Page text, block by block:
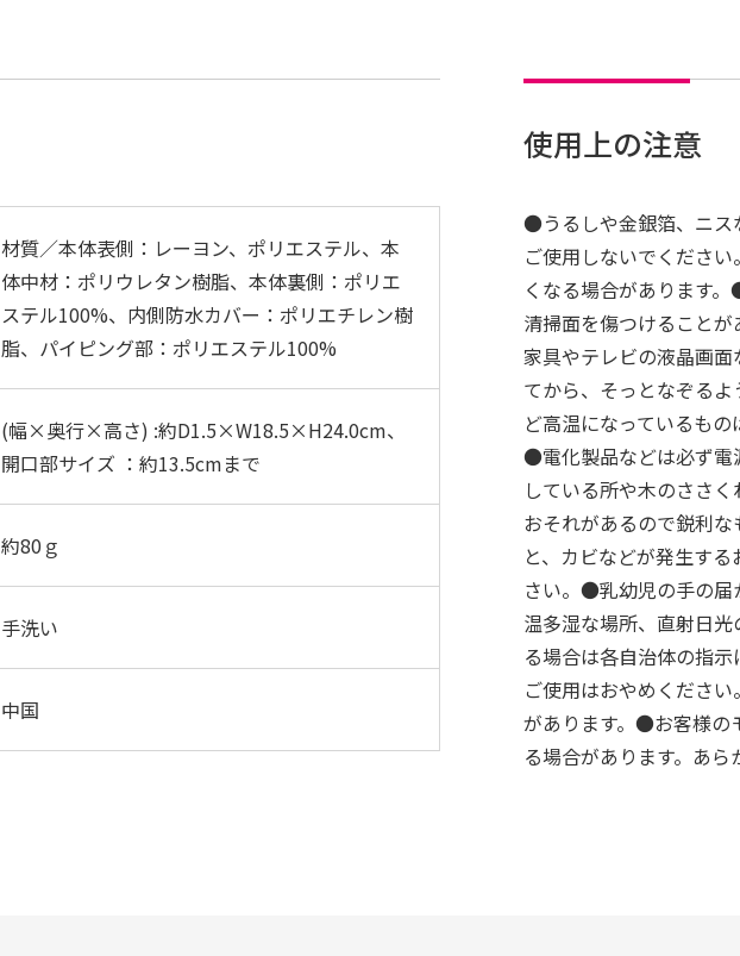
材質／本体表側：レーヨン、ポリエステル、本
体中材：ポリウレタン樹脂、本体裏側：ポリエ
ステル100%、内側防水カバー：ポリエチレン樹
脂、パイピング部：ポリエステル100%
(幅×奥行×高さ) :約D1.5×W18.5×H24.0cm、
開口部サイズ ：約13.5cmまで
約80ｇ
手洗い
中国
使用上の注意
●うるしや金銀箔、ニス
ご使用しないでくださ
くなる場合があります
清掃面を傷つけること
家具やテレビの液晶画
てから、そっとなぞる
ど高温になっているも
●電化製品などは必ず電
している所や木のささ
おそれがあるので鋭利
と、カビなどが発生す
さい。●乳幼児の手の
温多湿な場所、直射日
る場合は各自治体の指
ご使用はおやめくださ
があります。●お客様の
る場合があります。あら